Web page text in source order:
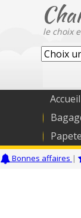
le choix
Accueil
Bonnes affaires |